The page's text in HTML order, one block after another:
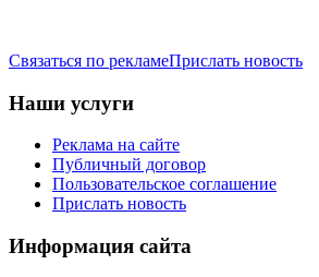
Связаться по рекламеПрислать новость
Наши услуги
Реклама на сайте
Публичный договор
Пользовательское соглашение
Прислать новость
Информация сайта